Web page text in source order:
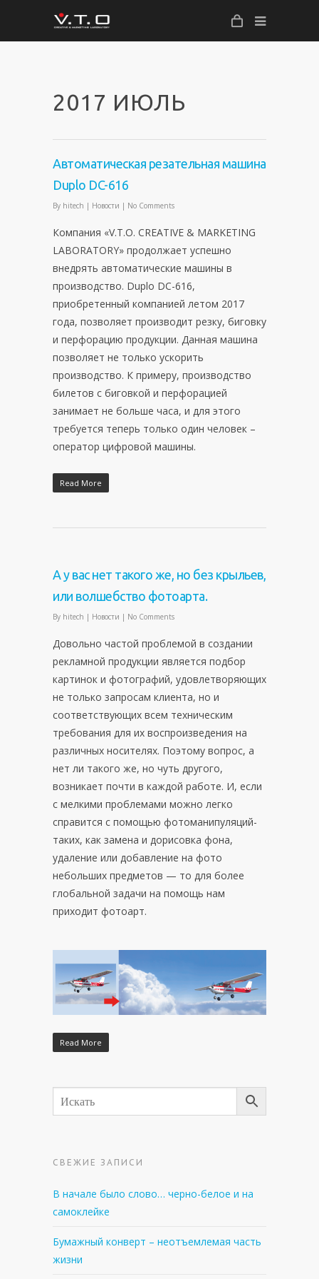
2017 ИЮЛЬ
Автоматическая резательная машина
Duplo DC-616
By hitech | Новости | No Comments
Компания «V.T.O. CREATIVE & MARKETING
LABORATORY» продолжает успешно
внедрять автоматические машины в
производство. Duplo DC-616,
приобретенный компанией летом 2017
года, позволяет производит резку, биговку
и перфорацию продукции. Данная машина
позволяет не только ускорить
производство. К примеру, производство
билетов с биговкой и перфорацией
занимает не больше часа, и для этого
требуется теперь только один человек –
оператор цифровой машины.
Read More
А у вас нет такого же, но без крыльев,
или волшебство фотоарта.
By hitech | Новости | No Comments
Довольно частой проблемой в создании
рекламной продукции является подбор
картинок и фотографий, удовлетворяющих
не только запросам клиента, но и
соответствующих всем техническим
требования для их воспроизведения на
различных носителях. Поэтому вопрос, а
нет ли такого же, но чуть другого,
возникает почти в каждой работе. И, если
с мелкими проблемами можно легко
справится с помощью фотоманипуляций-
таких, как замена и дорисовка фона,
удаление или добавление на фото
небольших предметов — то для более
глобальной задачи на помощь нам
приходит фотоарт.
Read More
СВЕЖИЕ ЗАПИСИ
В начале было слово… черно-белое и на
самоклейке
Бумажный конверт – неотъемлемая часть
жизни